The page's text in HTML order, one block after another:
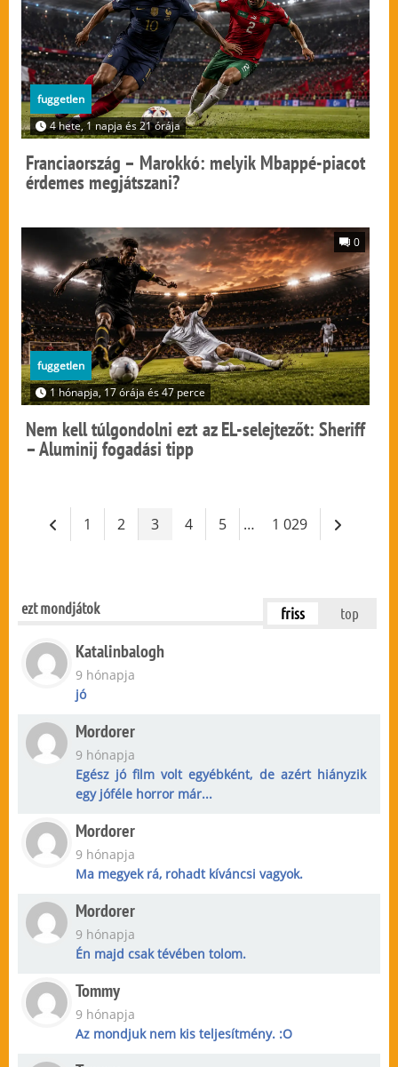
fuggetlen
4 hete, 1 napja és 21 órája
Franciaország – Marokkó: melyik Mbappé-piacot
érdemes megjátszani?
0
fuggetlen
1 hónapja, 17 órája és 47 perce
Nem kell túlgondolni ezt az EL-selejtezőt: Sheriff
– Aluminij fogadási tipp
1 2 3 4 5 … 1 029
ezt mondjátok friss top
Katalinbalogh
9 hónapja
jó
Mordorer
9 hónapja
Egész jó film volt egyébként, de azért hiányzik
egy jóféle horror már...
Mordorer
9 hónapja
Ma megyek rá, rohadt kíváncsi vagyok.
Mordorer
9 hónapja
Én majd csak tévében tolom.
Tommy
9 hónapja
Az mondjuk nem kis teljesítmény. :O